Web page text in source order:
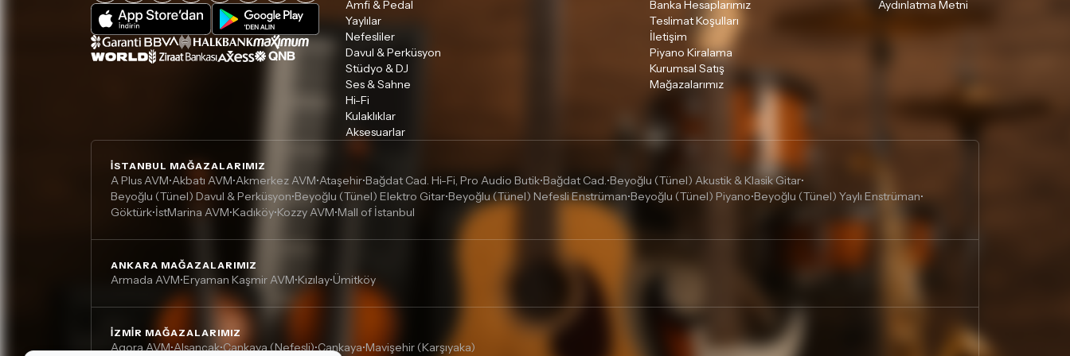
ettiğinizden emin olun.
tıklayınız
Amfi & Pedal
Yaylılar
Nefesliler
Davul & Perküsyon
Stüdyo & DJ
Ses & Sahne
Hi-Fi
Kulaklıklar
Aksesuarlar
Banka Hesaplarımız
Teslimat Koşulları
İletişim
Piyano Kiralama
Kurumsal Satış
Mağazalarımız
Aydınlatma Metni
İSTANBUL MAĞAZALARIMIZ
A Plus AVM•Akbatı AVM•Akmerkez AVM•Ataşehir•Bağdat Cad. Hi-Fi, Pro Audio Butik•Bağdat Cad.•Beyoğlu (Tünel) Akustik & Klasik Gitar•
Beyoğlu (Tünel) Davul & Perküsyon•Beyoğlu (Tünel) Elektro Gitar•Beyoğlu (Tünel) Nefesli Enstrüman•Beyoğlu (Tünel) Piyano•Beyoğlu (Tünel) Yaylı Enstrüman•
Göktürk•İstMarina AVM•Kadıköy•Kozzy AVM•Mall of İstanbul
ANKARA MAĞAZALARIMIZ
Armada AVM•Eryaman Kaşmir AVM•Kızılay•Ümitköy
İZMIR MAĞAZALARIMIZ
Agora AVM•Alsancak•Çankaya (Nefesli)•Çankaya•Mavişehir (Karşıyaka)